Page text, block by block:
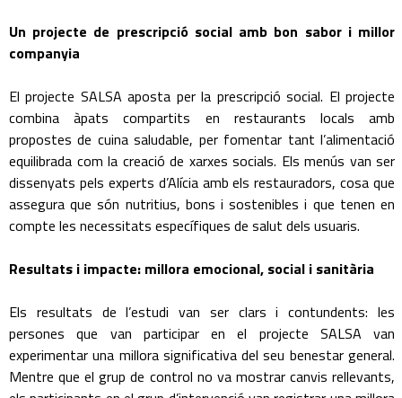
Un projecte de prescripció social amb bon sabor i millor
companyia
El projecte SALSA aposta per la prescripció social. El projecte
combina àpats compartits en restaurants locals amb
propostes de cuina saludable, per fomentar tant l’alimentació
equilibrada com la creació de xarxes socials. Els menús van ser
dissenyats pels experts d’Alícia amb els restauradors, cosa que
assegura que són nutritius, bons i sostenibles i que tenen en
compte les necessitats específiques de salut dels usuaris.
Resultats i impacte: millora emocional, social i sanitària
Els resultats de l’estudi van ser clars i contundents: les
persones que van participar en el projecte SALSA van
experimentar una millora significativa del seu benestar general.
Mentre que el grup de control no va mostrar canvis rellevants,